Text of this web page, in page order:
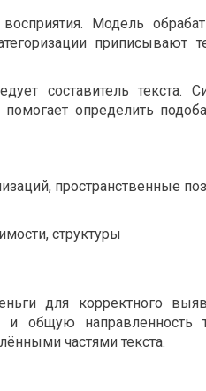
Модель
приписывают
составитель текста.
определить
пространственные
структуры
для корректного
общую направленность
частями текста.